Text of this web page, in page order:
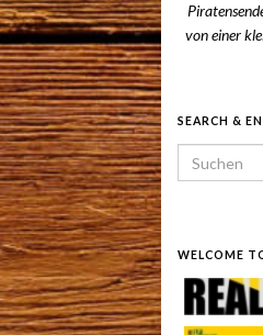
von einer
SEARCH &
Search for:
WELCOME